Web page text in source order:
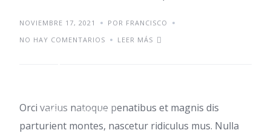
NOVIEMBRE 17, 2021
POR FRANCISCO
NO HAY COMENTARIOS
LEER MÁS
TIPS TRENDS
Orci varius natoque penatibus et magnis dis
parturient montes, nascetur ridiculus mus. Nulla